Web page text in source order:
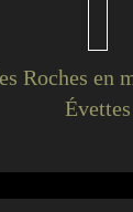
Roches en
Évettes